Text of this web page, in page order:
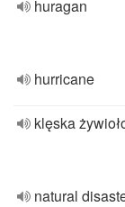
huragan
hurricane
klęska
natural